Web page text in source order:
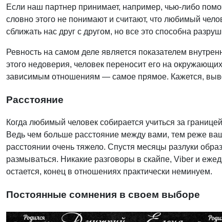
Если наш партнер принимает, например, чью-либо
словно этого не понимают и считают, что любимый
сближать нас друг с другом, но все это способна
Ревность на самом деле является показателем
этого недоверия, человек переносит его на
зависимым отношениям — самое прямое. Кажется,
Расстояние
Когда любимый человек собирается учиться за
Ведь чем больше расстояние между вами, тем реже
расстоянии очень тяжело. Спустя месяцы разлуки
размываться. Никакие разговоры в скайпе, Viber и
остается, конец в отношениях практически неминуем.
Постоянные сомнения в своем выборе